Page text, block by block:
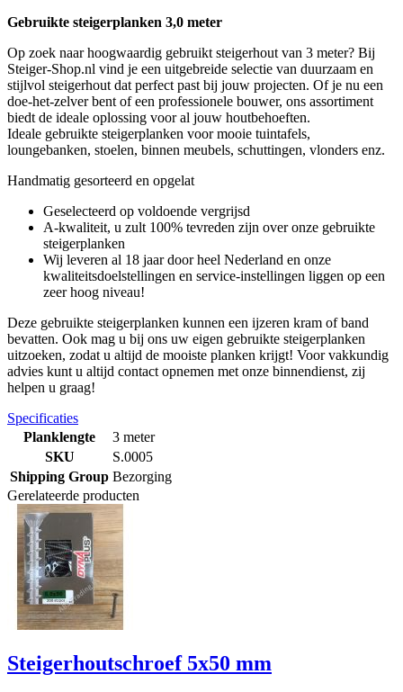
Gebruikte steigerplanken 3,0 meter
Op zoek naar hoogwaardig gebruikt steigerhout van 3 meter? Bij
Steiger-Shop.nl vind je een uitgebreide selectie van duurzaam en
stijlvol steigerhout dat perfect past bij jouw projecten. Of je nu een
doe-het-zelver bent of een professionele bouwer, ons assortiment
biedt de ideale oplossing voor al jouw houtbehoeften.
Ideale gebruikte steigerplanken voor mooie tuintafels,
loungebanken, stoelen, binnen meubels, schuttingen, vlonders enz.
Handmatig gesorteerd en opgelat
Geselecteerd op voldoende vergrijsd
A-kwaliteit, u zult 100% tevreden zijn over onze gebruikte
steigerplanken
Wij leveren al 18 jaar door heel Nederland en onze
kwaliteitsdoelstellingen en service-instellingen liggen op een
zeer hoog niveau!
Deze gebruikte steigerplanken kunnen een ijzeren kram of band
bevatten. Ook mag u bij ons uw eigen gebruikte steigerplanken
uitzoeken, zodat u altijd de mooiste planken krijgt! Voor vakkundig
advies kunt u altijd contact opnemen met onze binnendienst, zij
helpen u graag!
Specificaties
Planklengte
3 meter
SKU
S.0005
Shipping Group Bezorging
Gerelateerde producten
Steigerhoutschroef 5x50 mm